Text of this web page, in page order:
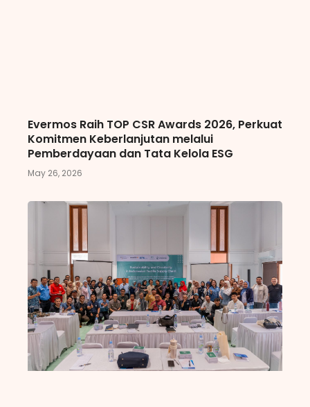
Evermos Raih TOP CSR Awards 2026, Perkuat
Komitmen Keberlanjutan melalui
Pemberdayaan dan Tata Kelola ESG
May 26, 2026